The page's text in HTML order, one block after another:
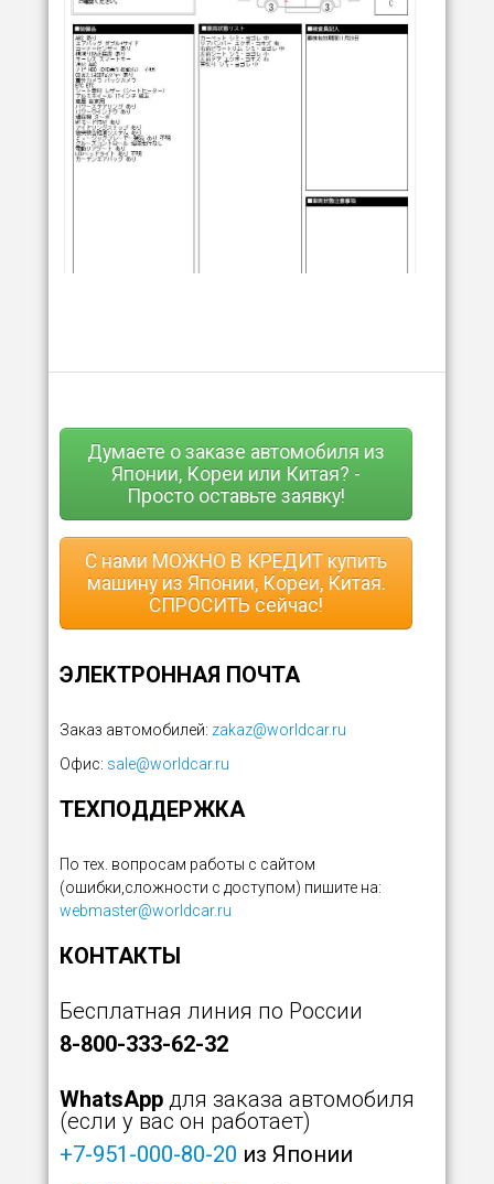
Думаете о заказе автомобиля из
Японии, Кореи или Китая? -
Просто оставьте заявку!
С нами МОЖНО В КРЕДИТ купить
машину из Японии, Кореи, Китая.
СПРОСИТЬ сейчас!
ЭЛЕКТРОННАЯ ПОЧТА
Заказ автомобилей: zakaz@worldcar.ru
Офис: sale@worldcar.ru
ТЕХПОДДЕРЖКА
По тех. вопросам работы с сайтом
(ошибки,сложности с доступом) пишите на:
webmaster@worldcar.ru
КОНТАКТЫ
Бесплатная линия по России
8-800-333-62-32
WhatsApp для заказа автомобиля
(если у вас он работает)
+7-951-000-80-20 из Японии